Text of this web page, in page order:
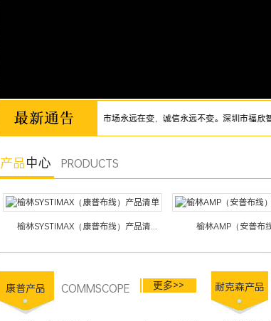
诚信为本，市场永远在变，诚信永远不变。深圳市福欣智能
产品中心 PRODUCTS
榆林SYSTIMAX（康普布线）产品清... 榆林AMP（安普布
康普产品 COMMSCOPE 更多>> 耐克森产品